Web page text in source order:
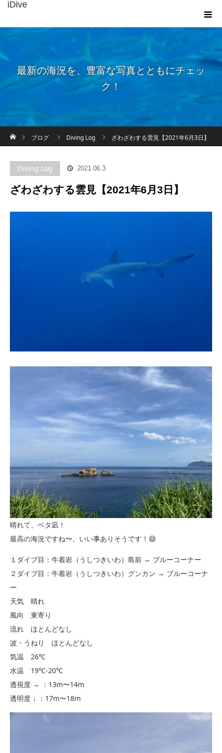
iDive
最新の海況を、豊富な写真とともにチェッ
ク！
ブログ
Diving Log ざわざわする雲見【2021年6月3日】
Diving Log 2021.06.3
ざわざわする雲見【2021年6月3日】
晴れて、ベタ凪！
最高の海況ですね〜。いい事ありそうです！😄
１ダイブ目：牛着岩（うしつきいわ）島前 → ブルーコーナー
２ダイブ目：牛着岩（うしつきいわ）グンカン → ブルーコーナ
ー
天気 晴れ
風向 東寄り
流れ ほとんどなし
波・うねり ほとんどなし
気温 26℃
水温 19℃-20℃
透視度 → ：13m〜14m
透明度 ↓ ：17m〜18m